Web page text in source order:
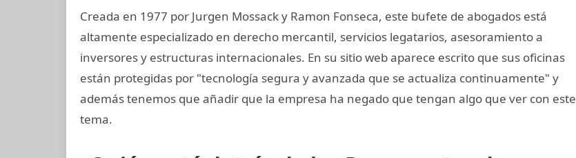
Creada en 1977 por Jurgen Mossack y Ramon Fonseca, este bufete de abogados está
altamente especializado en derecho mercantil, servicios legatarios, asesoramiento a
inversores y estructuras internacionales. En su sitio web aparece escrito que sus oficinas
están protegidas por "tecnología segura y avanzada que se actualiza continuamente" y
además tenemos que añadir que la empresa ha negado que tengan algo que ver con este
tema.